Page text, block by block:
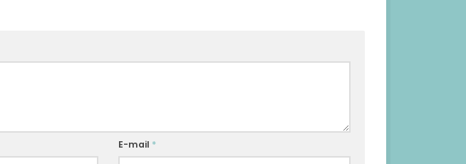
E-mail *